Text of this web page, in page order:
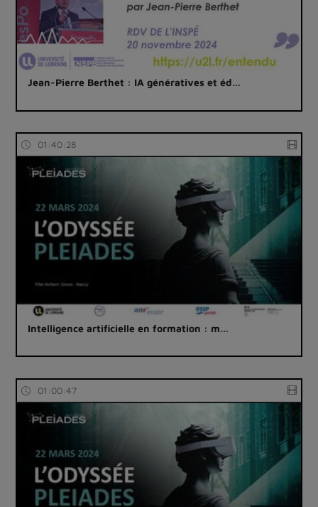
Jean-Pierre Berthet : IA génératives et éd…
01:40:28
Intelligence artificielle en formation : m…
01:00:47